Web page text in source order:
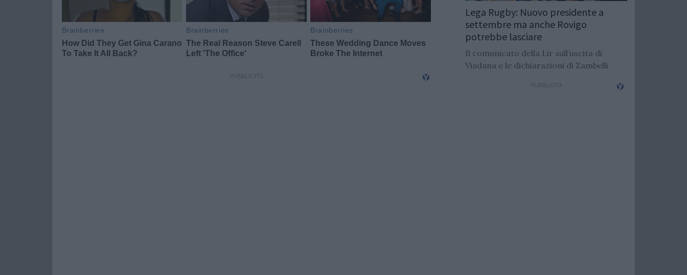
Lega Rugby: Nuovo presidente a
settembre ma anche Rovigo
potrebbe lasciare
Il comunicato della Lir sull’uscita di
Viadana e le dichiarazioni di Zambelli